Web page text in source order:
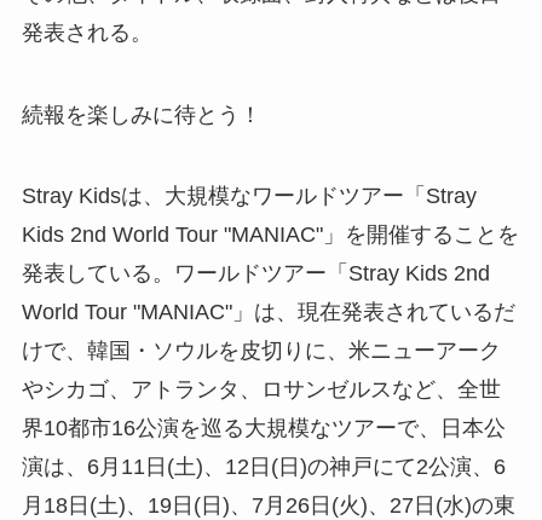
発表される。
続報を楽しみに待とう！
Stray Kidsは、大規模なワールドツアー「Stray
Kids 2nd World Tour "MANIAC"」を開催することを
発表している。ワールドツアー「Stray Kids 2nd
World Tour "MANIAC"」は、現在発表されているだ
けで、韓国・ソウルを皮切りに、米ニューアーク
やシカゴ、アトランタ、ロサンゼルスなど、全世
界10都市16公演を巡る大規模なツアーで、日本公
演は、6月11日(土)、12日(日)の神戸にて2公演、6
月18日(土)、19日(日)、7月26日(火)、27日(水)の東